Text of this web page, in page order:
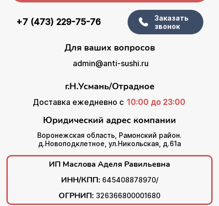
+7 (473) 229-75-76
Заказать
звонок
Для ваших вопросов
admin@anti-sushi.ru
г.Н.Усмань/Отрадное
Доставка ежедневно с 10:00 до 23:00
Юридический адрес компании
Воронежская область, Рамонский район.
д.Новоподклетное, ул.Никольская, д.61а
ИП Маслова Аделя Равильевна
ИНН/КПП: 645408878970/
ОГРНИП: 326366800001680